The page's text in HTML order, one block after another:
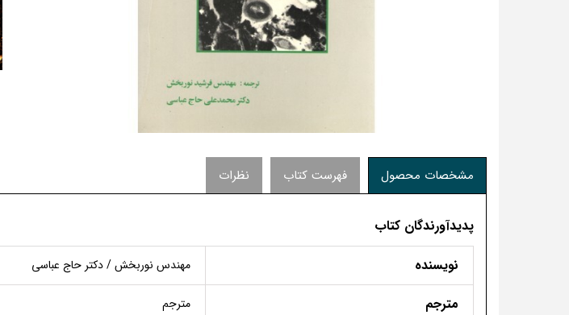
مشخصات محصول فهرست کتاب نظرات
پدیدآورندگان کتاب
نویسنده
مهندس نوربخش / دکتر حاج عباسی
مترجم مترجم